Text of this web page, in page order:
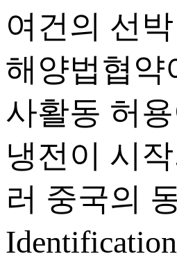
여건의 선
해양법협약
사활동 허
냉전이 시
러 중국의